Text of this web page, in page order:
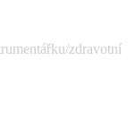
zdravotní